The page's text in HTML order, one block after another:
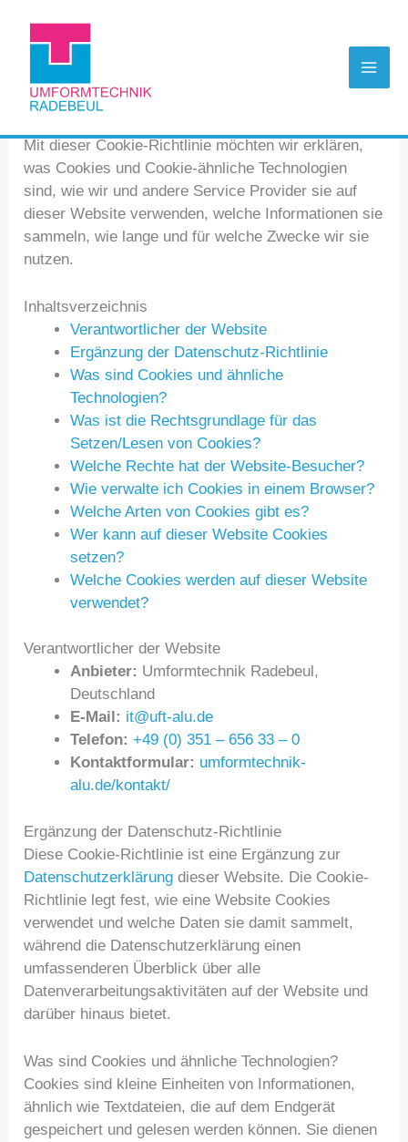
springen
Cookie-Richtlinie
Mit dieser Cookie-Richtlinie möchten wir erklären,
was Cookies und Cookie-ähnliche Technologien
sind, wie wir und andere Service Provider sie auf
dieser Website verwenden, welche Informationen sie
sammeln, wie lange und für welche Zwecke wir sie
nutzen.
Inhaltsverzeichnis
Verantwortlicher der Website
Ergänzung der Datenschutz-Richtlinie
Was sind Cookies und ähnliche
Technologien?
Was ist die Rechtsgrundlage für das
Setzen/Lesen von Cookies?
Welche Rechte hat der Website-Besucher?
Wie verwalte ich Cookies in einem Browser?
Welche Arten von Cookies gibt es?
Wer kann auf dieser Website Cookies
setzen?
Welche Cookies werden auf dieser Website
verwendet?
Verantwortlicher der Website
Anbieter: Umformtechnik Radebeul,
Deutschland
E-Mail: it@uft-alu.de
Telefon:+49 (0) 351 – 656 33 – 0
Kontaktformular: umformtechnik-
alu.de/kontakt/
Ergänzung der Datenschutz-Richtlinie
Diese Cookie-Richtlinie ist eine Ergänzung zur
Datenschutzerklärung dieser Website. Die Cookie-
Richtlinie legt fest, wie eine Website Cookies
verwendet und welche Daten sie damit sammelt,
während die Datenschutzerklärung einen
umfassenderen Überblick über alle
Datenverarbeitungsaktivitäten auf der Website und
darüber hinaus bietet.
Was sind Cookies und ähnliche Technologien?
Cookies sind kleine Einheiten von Informationen,
ähnlich wie Textdateien, die auf dem Endgerät
gespeichert und gelesen werden können. Sie dienen